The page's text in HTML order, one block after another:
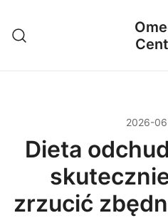
treści
2026-
Dieta
zrzucić